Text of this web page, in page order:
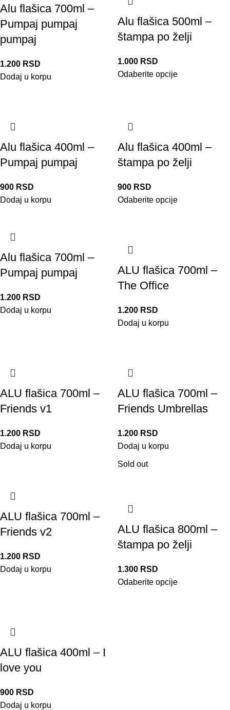
Alu flašica 700ml –
Pumpaj pumpaj
pumpaj
1.200 RSD
Dodaj u korpu
Alu flašica 500ml –
štampa po želji
1.000 RSD
Odaberite opcije
Alu flašica 400ml –
Pumpaj pumpaj
900 RSD
Dodaj u korpu
Alu flašica 400ml –
štampa po želji
900 RSD
Odaberite opcije
Alu flašica 700ml –
Pumpaj pumpaj
1.200 RSD
Dodaj u korpu
ALU flašica 700ml –
The Office
1.200 RSD
Dodaj u korpu
ALU flašica 700ml –
Friends v1
1.200 RSD
Dodaj u korpu
ALU flašica 700ml –
Friends Umbrellas
1.200 RSD
Dodaj u korpu
ALU flašica 700ml –
Friends v2
1.200 RSD
Dodaj u korpu
Sold out
ALU flašica 800ml –
štampa po želji
1.300 RSD
Odaberite opcije
ALU flašica 400ml – I
love you
900 RSD
Dodaj u korpu